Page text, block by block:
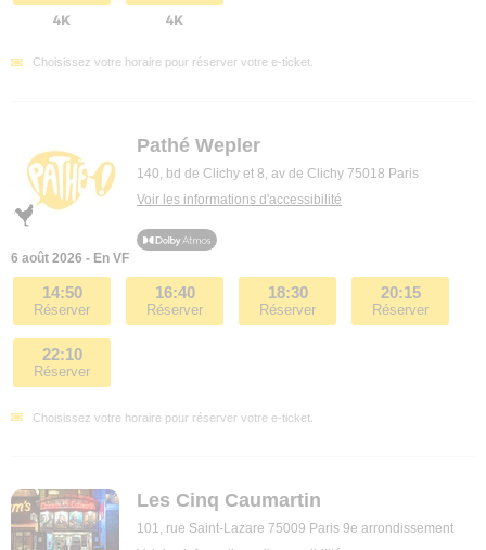
Choisissez votre horaire pour réserver votre e-ticket.
Pathé Wepler
140, bd de Clichy et 8, av de Clichy 75018 Paris
Voir les informations d'accessibilité
6 août 2026 - En VF
14:50
Réserver
16:40
Réserver
18:30
Réserver
20:15
Réserver
22:10
Réserver
Choisissez votre horaire pour réserver votre e-ticket.
Les Cinq Caumartin
101, rue Saint-Lazare 75009 Paris 9e arrondissement